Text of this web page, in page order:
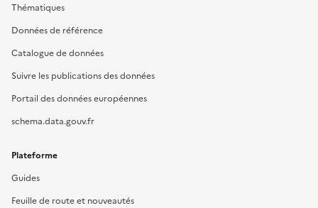
Thématiques
Données de référence
Catalogue de données
Suivre les publications des données
Portail des données européennes
schema.data.gouv.fr
Plateforme
Guides
Feuille de route et nouveautés